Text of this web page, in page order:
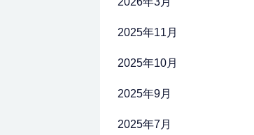
2025年11月
2025年10月
2025年9月
2025年7月